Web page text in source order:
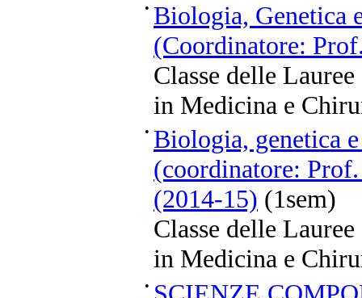
• Biologia, Genetica
(Coordinatore:
Classe delle
in Medicina e
• Biologia, genetica
(coordinatore:
(2014-15) (1sem)
Classe delle
in Medicina e
•